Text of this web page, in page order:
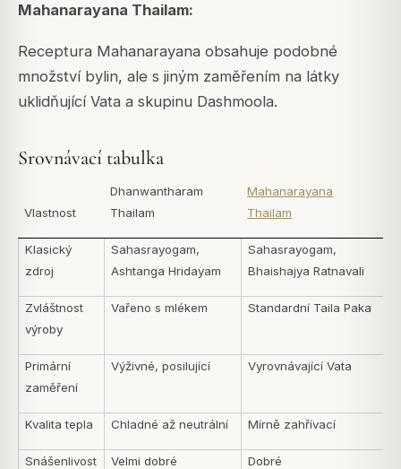
Mahanarayana Thailam:
Receptura Mahanarayana obsahuje podobné
množství bylin, ale s jiným zaměřením na látky
uklidňující Vata a skupinu Dashmoola.
Srovnávací tabulka
Vlastnost
Dhanwantharam
Thailam
Mahanarayana
Thailam
Klasický
zdroj
Sahasrayogam,
Ashtanga Hridayam
Sahasrayogam,
Bhaishajya Ratnavali
Zvláštnost
výroby
Vařeno s mlékem Standardní Taila Paka
Primární
zaměření
Výživné, posilující Vyrovnávající Vata
Kvalita tepla Chladné až neutrální Mírně zahřívací
Snášenlivost
Velmi dobré Dobré